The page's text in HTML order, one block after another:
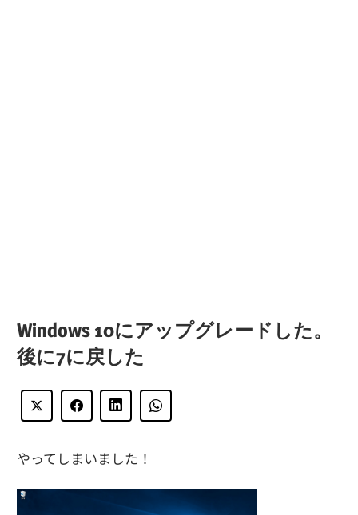
Windows 10にアップグレードした。
後に7に戻した
やってしまいました！